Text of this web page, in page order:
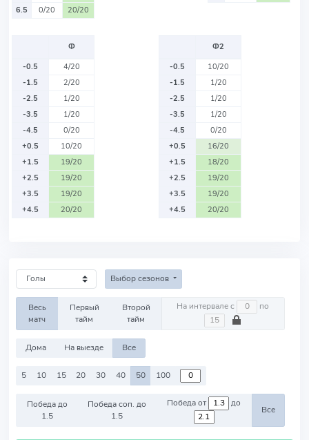
6.5
0/20 20/20
Ф
-0.5
4/20
-1.5
2/20
-2.5
1/20
-3.5
1/20
-4.5
0/20
+0.5
10/20
+1.5
19/20
+2.5
19/20
+3.5
19/20
+4.5
20/20
Ф2
-0.5
10/20
-1.5
1/20
-2.5
1/20
-3.5
1/20
-4.5
0/20
+0.5
16/20
+1.5
18/20
+2.5
19/20
+3.5
19/20
+4.5
20/20
Выбор сезонов
Весь
матч
Первый
тайм
Второй
тайм
На интервале с по
Дома На выезде Все
5 10 15 20 30 40 50 100
Победа до
1.5
Победа соп. до
1.5
Победа от до
Все